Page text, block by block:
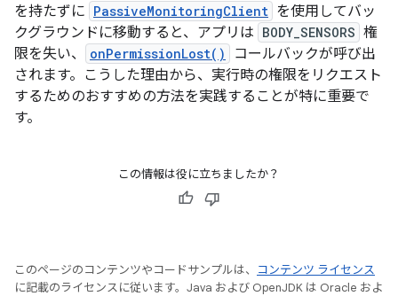
を持たずに PassiveMonitoringClient を使用してバッ
クグラウンドに移動すると、アプリは BODY_SENSORS 権
限を失い、
onPermissionLost()
コールバックが呼び出
されます。こうした理由から、実行時の権限をリクエスト
するためのおすすめの方法を実践することが特に重要で
す。
この情報は役に立ちましたか？
このページのコンテンツやコードサンプルは、
コンテンツ ライセンス
に記載のライセンスに従います。Java および OpenJDK は Oracle およ